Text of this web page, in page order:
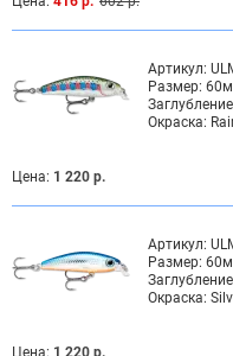
Артикул:
Размер:
Окраска:
Цена: 1 220 р.
Артикул:
Размер:
Окраска:
Цена: 1 220 р.